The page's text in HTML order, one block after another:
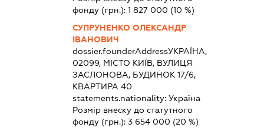
фонду (грн.):1 827 000 (10 %)
СУПРУНЕНКО ОЛЕКСАНДР
ІВАНОВИЧ
dossier.founderAddressУКРАЇНА,
02099, МІСТО КИЇВ, ВУЛИЦЯ
ЗАСЛОНОВА, БУДИНОК 17/6,
КВАРТИРА 40
statements.nationality:Україна
Розмір внеску до статутного
фонду (грн.):3 654 000 (20 %)